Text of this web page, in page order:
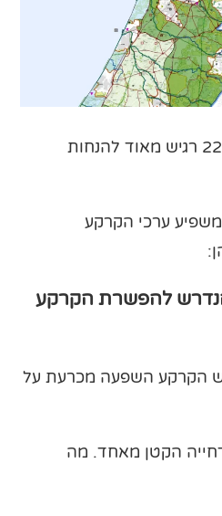
דוח שמבוצע על פי תקן 22 רגיש מאוד להנחות
ערכי הקרקע
להפשרת הקרקע
הקרקע השפעה מכרעת על
הקטן מאחד. מה